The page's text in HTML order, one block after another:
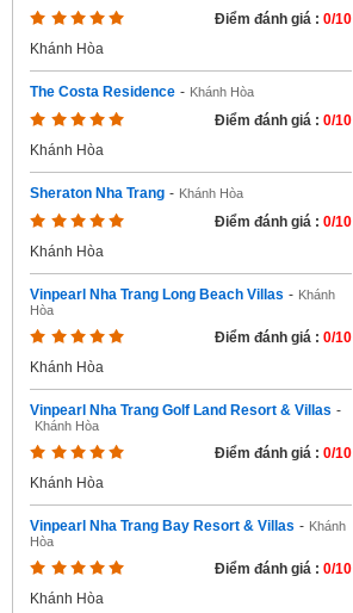
Điểm đánh giá : 0/10
Khánh Hòa
The Costa Residence - Khánh Hòa
Điểm đánh giá : 0/10
Khánh Hòa
Sheraton Nha Trang - Khánh Hòa
Điểm đánh giá : 0/10
Khánh Hòa
Vinpearl Nha Trang Long Beach Villas - Khánh
Hòa
Điểm đánh giá : 0/10
Khánh Hòa
Vinpearl Nha Trang Golf Land Resort & Villas -
Khánh Hòa
Điểm đánh giá : 0/10
Khánh Hòa
Vinpearl Nha Trang Bay Resort & Villas - Khánh
Hòa
Điểm đánh giá : 0/10
Khánh Hòa